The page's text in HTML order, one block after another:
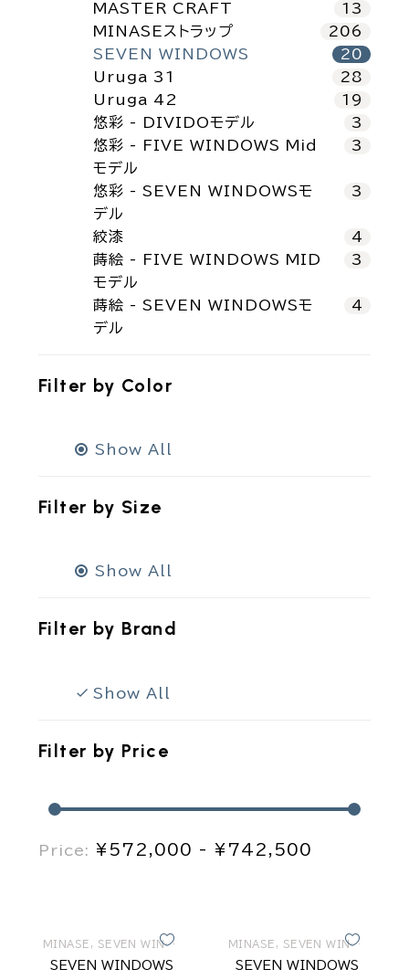
MASTER CRAFT
13
MINASEストラップ
206
SEVEN WINDOWS
20
Uruga 31
28
Uruga 42
19
悠彩 - DIVIDOモデル
3
悠彩 - FIVE WINDOWS Mid
モデル
3
悠彩 - SEVEN WINDOWSモ
デル
3
絞漆
4
蒔絵 - FIVE WINDOWS MID
モデル
3
蒔絵 - SEVEN WINDOWSモ
デル
4
Filter by Color
Show All
Filter by Size
Show All
Filter by Brand
Show All
Filter by Price
Price: ¥572,000 - ¥742,500
MINASE , SEVEN WINDOWS
SEVEN WINDOWS
MINASE , SEVEN WINDOWS
SEVEN WINDOWS